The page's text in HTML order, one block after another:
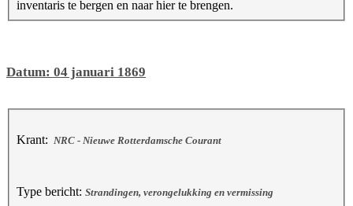
inventaris te bergen en naar hier te brengen.
Datum: 04 januari 1869
Krant: NRC - Nieuwe Rotterdamsche Courant
Type bericht: Strandingen, verongelukking en vermissing